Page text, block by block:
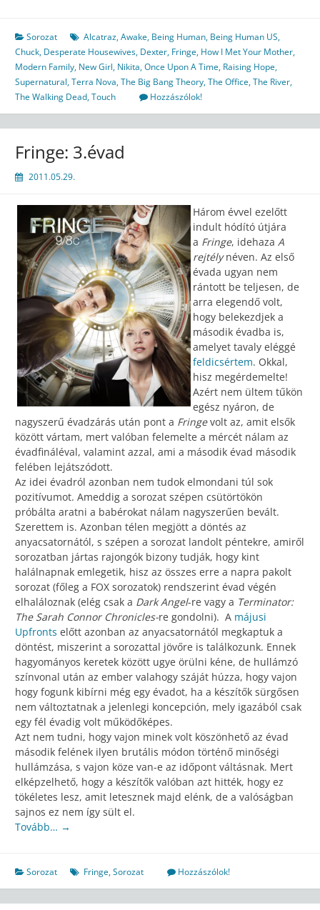
Sorozat Alcatraz,Awake, Being Human, Being Human US,
Chuck, Desperate Housewives, Dexter, Fringe, How I Met Your Mother,
Modern Family, New Girl, Nikita,Once Upon A Time, Raising Hope,
Supernatural,Terra Nova,The Big Bang Theory,The Office,The River,
The Walking Dead,Touch Hozzászólok!
Fringe: 3.évad
2011.05.29.
Három évvel ezelőtt
indult hódító útjára
a Fringe, idehaza A
rejtélynéven. Az első
évada ugyan nem
rántott be teljesen, de
arra elegendő volt,
hogy belekezdjek a
második évadba is,
amelyet tavaly eléggé
feldicsértem. Okkal,
hisz megérdemelte!
Azért nem ültem tűkön
egész nyáron, de
nagyszerű évadzárás után pont a Fringevolt az, amit elsők
között vártam, mert valóban felemelte a mércét nálam az
évadfináléval, valamint azzal, ami a második évad második
felében lejátszódott.
Az idei évadról azonban nem tudok elmondani túl sok
pozitívumot. Ameddig a sorozat szépen csütörtökön
próbálta aratni a babérokat nálam nagyszerűen bevált.
Szerettem is. Azonban télen megjött a döntés az
anyacsatornától, s szépen a sorozat landolt péntekre, amiről
sorozatban jártas rajongók bizony tudják, hogy kint
halálnapnak emlegetik, hisz az összes erre a napra pakolt
sorozat (főleg a FOX sorozatok) rendszerint évad végén
elhaláloznak (elég csak a Dark Angel-re vagy a Terminator:
The Sarah Connor Chronicles-re gondolni). A májusi
Upfronts előtt azonban az anyacsatornától megkaptuk a
döntést, miszerint a sorozattal jövőre is találkozunk. Ennek
hagyományos keretek között ugye örülni kéne, de hullámzó
színvonal után az ember valahogy száját húzza, hogy vajon
hogy fogunk kibírni még egy évadot, ha a készítők sürgősen
nem változtatnak a jelenlegi koncepción, mely igazából csak
egy fél évadig volt működőképes.
Azt nem tudni, hogy vajon minek volt köszönhető az évad
második felének ilyen brutális módon történő minőségi
hullámzása, s vajon köze van-e az időpont váltásnak. Mert
elképzelhető, hogy a készítők valóban azt hitték, hogy ez
tökéletes lesz, amit letesznek majd elénk, de a valóságban
sajnos ez nem így sült el.
Tovább… →
Sorozat Fringe,Sorozat Hozzászólok!